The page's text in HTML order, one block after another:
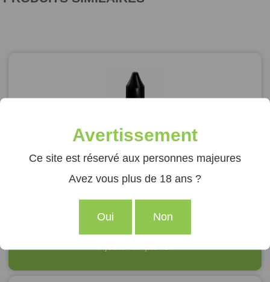
E-LIQUIDE CBD DOUBLE MENTHE
Avertissement
Ce site est réservé aux personnes majeures
Avez vous plus de 18 ans ?
Oui Non